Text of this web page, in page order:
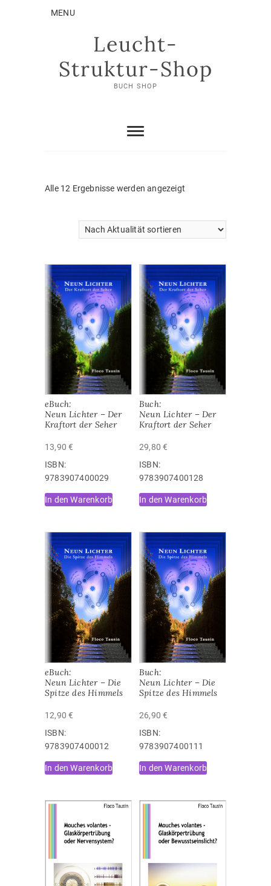
MENU
Leucht-
Struktur-Shop
BUCH SHOP
Alle 12 Ergebnisse werden angezeigt
eBuch:
Neun Lichter – Der
Kraftort der Seher
13,90€
ISBN:
9783907400029
In den Warenkorb
Buch:
Neun Lichter – Der
Kraftort der Seher
29,80€
ISBN:
9783907400128
In den Warenkorb
eBuch:
Neun Lichter – Die
Spitze des Himmels
12,90€
ISBN:
9783907400012
In den Warenkorb
Buch:
Neun Lichter – Die
Spitze des Himmels
26,90€
ISBN:
9783907400111
In den Warenkorb